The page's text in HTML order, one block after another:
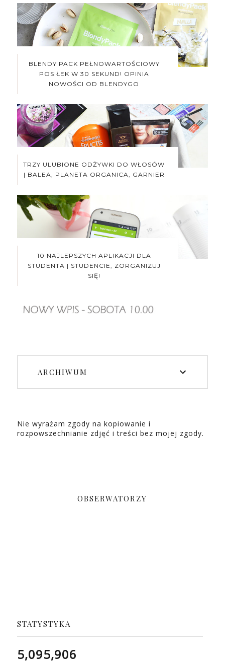
BLENDY PACK PEŁNOWARTOŚCIOWY
POSIŁEK W 30 SEKUND! OPINIA
NOWOŚCI OD BLENDYGO
TRZY ULUBIONE ODŻYWKI DO WŁOSÓW
| BALEA, PLANETA ORGANICA, GARNIER
10 NAJLEPSZYCH APLIKACJI DLA
STUDENTA | STUDENCIE, ZORGANIZUJ
SIĘ!
ARCHIWUM
Nie wyrażam zgody na kopiowanie i
rozpowszechnianie zdjęć i treści bez mojej zgody.
OBSERWATORZY
STATYSTYKA
5,095,906